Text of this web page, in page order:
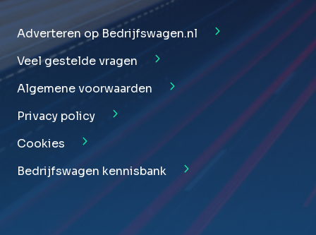
Adverteren op Bedrijfswagen.nl
Veel gestelde vragen
Algemene voorwaarden
Privacy policy
Cookies
Bedrijfswagen kennisbank